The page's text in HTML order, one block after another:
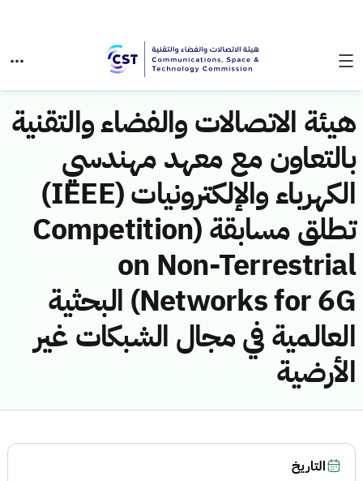
هيئة الاتصالات والفضاء والتقنية
بالتعاون مع معهد مهندسي
الكهرباء والإلكترونيات (IEEE)
تطلق مسابقة (Competition
on Non-Terrestrial
Networks for 6G) البحثية
العالمية في مجال الشبكات غير
الأرضية
التاريخ